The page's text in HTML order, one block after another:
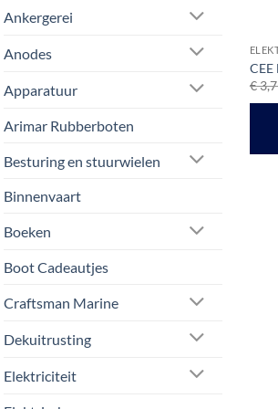
Ankergerei
Anodes
Apparatuur
Arimar Rubberboten
Besturing en stuurwielen
Binnenvaart
Boeken
Boot Cadeautjes
Craftsman Marine
Dekuitrusting
Elektriciteit
€